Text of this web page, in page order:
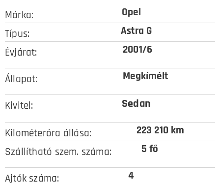
Márka:
Opel
Típus:
Astra G
Évjárat:
2001/6
Állapot: Megkímélt
Kivitel: Sedan
Kilométeróra állása:
223 210 km
Szállítható szem. száma:
5 fő
Ajtók száma:
4